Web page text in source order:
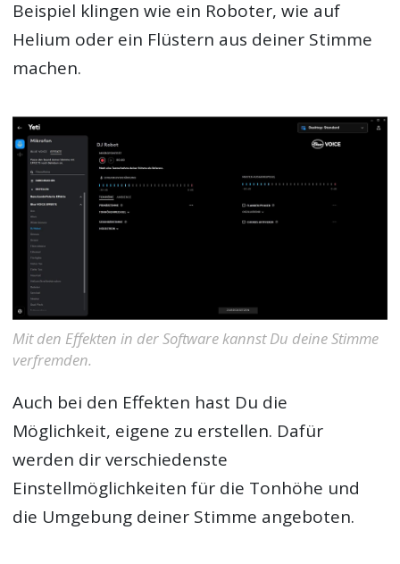
Beispiel klingen wie ein Roboter, wie auf
Helium oder ein Flüstern aus deiner Stimme
machen.
Mit den Effekten in der Software kannst Du deine Stimme
verfremden.
Auch bei den Effekten hast Du die
Möglichkeit, eigene zu erstellen. Dafür
werden dir verschiedenste
Einstellmöglichkeiten für die Tonhöhe und
die Umgebung deiner Stimme angeboten.